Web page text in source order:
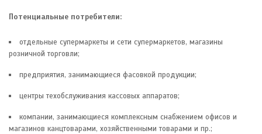
Потенциальные потребители:
отдельные супермаркеты и сети супермаркетов, магазины
розничной торговли;
предприятия, занимающиеся фасовкой продукции;
центры техобслуживания кассовых аппаратов;
компании, занимающиеся комплексным снабжением офисов и
магазинов канцтоварами, хозяйственными товарами и пр.;